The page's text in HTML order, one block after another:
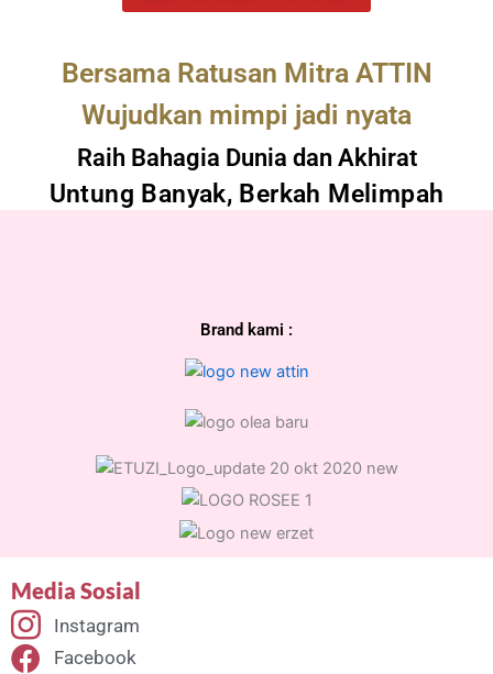
Bersama Ratusan Mitra ATTIN
Wujudkan mimpi jadi nyata
Raih Bahagia Dunia dan Akhirat
Untung Banyak, Berkah Melimpah
Brand kami :
Media Sosial
Instagram
Facebook